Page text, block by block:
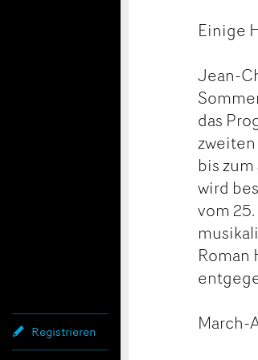
Registrieren
Einige
Jean-
das
bis
wird
vom
Roman
March-